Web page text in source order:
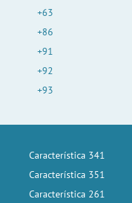
+63
+86
+91
+92
+93
Característica 341
Característica 351
Característica 261